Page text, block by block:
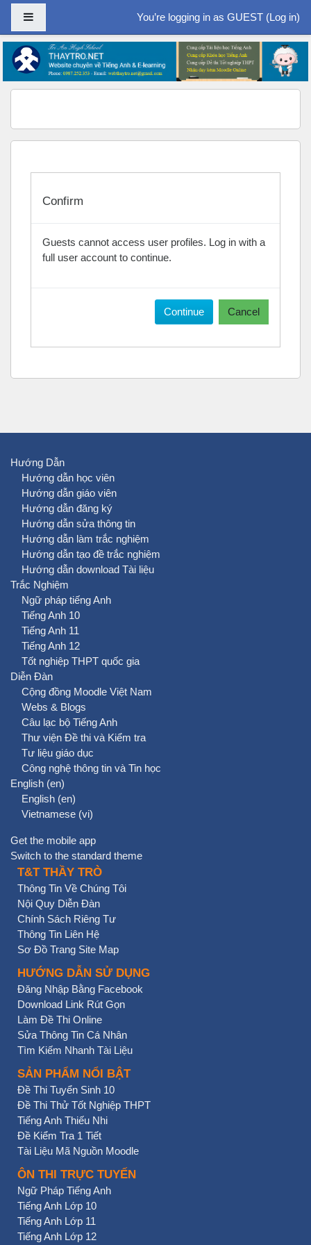
Skip to main content
You’re logging in as GUEST (Log in)
Confirm
Guests cannot access user profiles. Log in with a
full user account to continue.
Continue Cancel
Hướng Dẫn
Hướng dẫn học viên
Hướng dẫn giáo viên
Hướng dẫn đăng ký
Hướng dẫn sửa thông tin
Hướng dẫn làm trắc nghiệm
Hướng dẫn tạo đề trắc nghiệm
Hướng dẫn download Tài liệu
Trắc Nghiệm
Ngữ pháp tiếng Anh
Tiếng Anh 10
Tiếng Anh 11
Tiếng Anh 12
Tốt nghiệp THPT quốc gia
Diễn Đàn
Cộng đồng Moodle Việt Nam
Webs & Blogs
Câu lạc bộ Tiếng Anh
Thư viện Đề thi và Kiểm tra
Tư liệu giáo dục
Công nghệ thông tin và Tin học
English ‎(en)‎
English ‎(en)‎
Vietnamese ‎(vi)‎
Get the mobile app
Switch to the standard theme
T&T THẦY TRÒ
Thông Tin Về Chúng Tôi
Nội Quy Diễn Đàn
Chính Sách Riêng Tư
Thông Tin Liên Hệ
Sơ Đồ Trang Site Map
HƯỚNG DẪN SỬ DỤNG
Đăng Nhập Bằng Facebook
Download Link Rút Gọn
Làm Đề Thi Online
Sửa Thông Tin Cá Nhân
Tìm Kiếm Nhanh Tài Liệu
SẢN PHẨM NỔI BẬT
Đề Thi Tuyển Sinh 10
Đề Thi Thử Tốt Nghiệp THPT
Tiếng Anh Thiếu Nhi
Đề Kiểm Tra 1 Tiết
Tài Liệu Mã Nguồn Moodle
ÔN THI TRỰC TUYẾN
Ngữ Pháp Tiếng Anh
Tiếng Anh Lớp 10
Tiếng Anh Lớp 11
Tiếng Anh Lớp 12